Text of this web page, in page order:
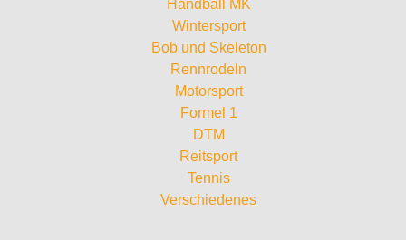
Handball MK
Wintersport
Bob und Skeleton
Rennrodeln
Motorsport
Formel 1
DTM
Reitsport
Tennis
Verschiedenes